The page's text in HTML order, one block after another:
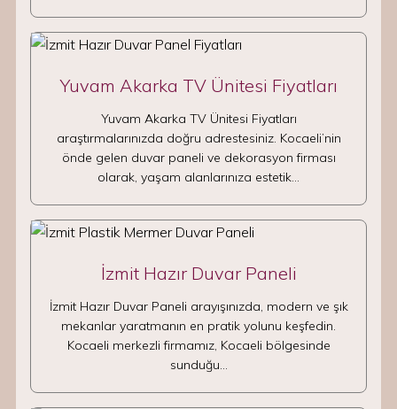
Yuvam Akarka TV Ünitesi Fiyatları
Yuvam Akarka TV Ünitesi Fiyatları
araştırmalarınızda doğru adrestesiniz. Kocaeli’nin
önde gelen duvar paneli ve dekorasyon firması
olarak, yaşam alanlarınıza estetik…
İzmit Hazır Duvar Paneli
İzmit Hazır Duvar Paneli arayışınızda, modern ve şık
mekanlar yaratmanın en pratik yolunu keşfedin.
Kocaeli merkezli firmamız, Kocaeli bölgesinde
sunduğu…